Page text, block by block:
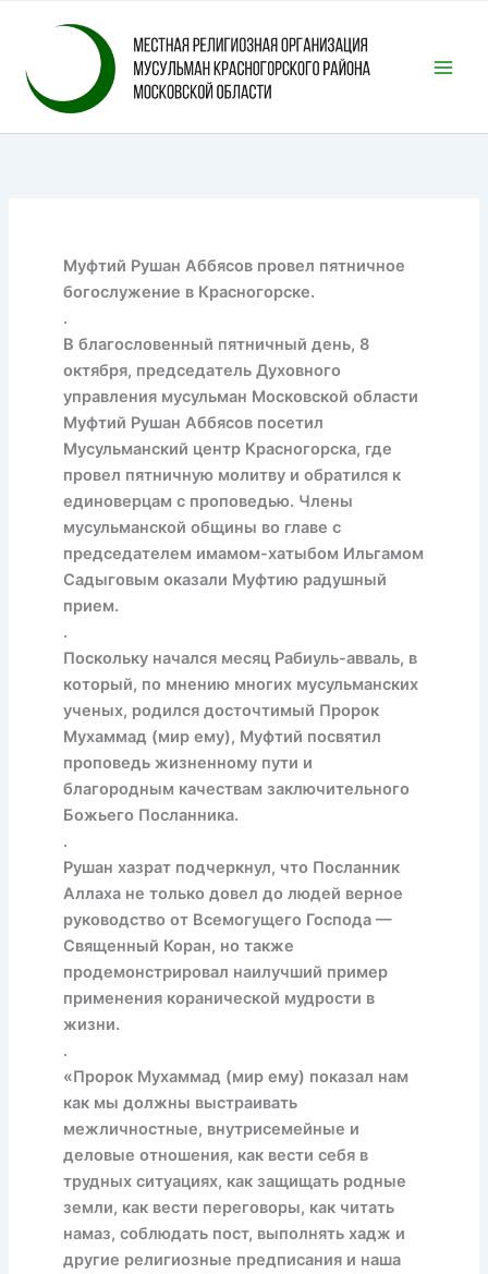
содержимому
Муфтий Рушан Аббясов провел пятничное
богослужение в Красногорске.
.
В благословенный пятничный день, 8
октября, председатель Духовного
управления мусульман Московской области
Муфтий Рушан Аббясов посетил
Мусульманский центр Красногорска, где
провел пятничную молитву и обратился к
единоверцам с проповедью. Члены
мусульманской общины во главе с
председателем имамом-хатыбом Ильгамом
Садыговым оказали Муфтию радушный
прием.
.
Поскольку начался месяц Рабиуль-авваль, в
который, по мнению многих мусульманских
ученых, родился досточтимый Пророк
Мухаммад (мир ему), Муфтий посвятил
проповедь жизненному пути и
благородным качествам заключительного
Божьего Посланника.
.
Рушан хазрат подчеркнул, что Посланник
Аллаха не только довел до людей верное
руководство от Всемогущего Господа —
Священный Коран, но также
продемонстрировал наилучший пример
применения коранической мудрости в
жизни.
.
«Пророк Мухаммад (мир ему) показал нам
как мы должны выстраивать
межличностные, внутрисемейные и
деловые отношения, как вести себя в
трудных ситуациях, как защищать родные
земли, как вести переговоры, как читать
намаз, соблюдать пост, выполнять хадж и
другие религиозные предписания и наша